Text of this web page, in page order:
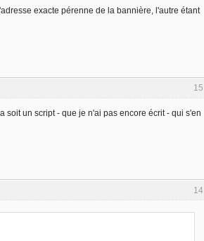
exacte pérenne de la bannière, l'autre étant
15
un script - que je n'ai pas encore écrit - qui s'en
14